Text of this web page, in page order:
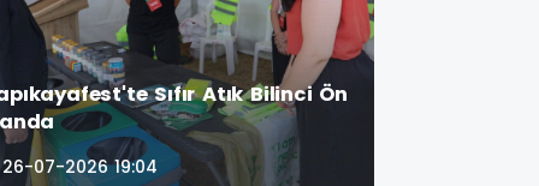
Sıfır Atık Bilinci Ön
26-07-2026 19:04